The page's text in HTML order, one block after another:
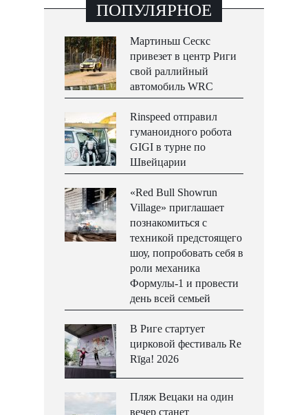
ПОПУЛЯРНОЕ
Мартиньш Сескс
привезет в центр Риги
свой раллийный
автомобиль WRC
Rinspeed отправил
гуманоидного робота
GIGI в турне по
Швейцарии
«Red Bull Showrun
Village» приглашает
познакомиться с
техникой предстоящего
шоу, попробовать себя в
роли механика
Формулы-1 и провести
день всей семьей
В Риге стартует
цирковой фестиваль Re
Rīga! 2026
Пляж Вецаки на один
вечер станет